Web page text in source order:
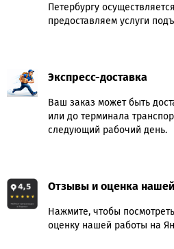
Петербургу
предоставляем услуги
Экспресс-доставка
Ваш заказ может быть
или до терминала
следующий рабочий день.
Отзывы и оценка
Нажмите, чтобы
оценку нашей работы на